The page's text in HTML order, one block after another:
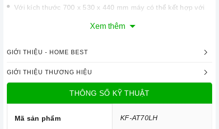
Với kích thước 700 x 530 x 440 mm máy có thể kết hợp với
tăng thêm vẻ sang trọng cho gian bếp của bạn.
Xem thêm
GIỚI THIỆU - HOME BEST
GIỚI THIỆU THƯƠNG HIỆU
THÔNG SỐ KỸ THUẬT
Mã sản phẩm KF-AT70LH